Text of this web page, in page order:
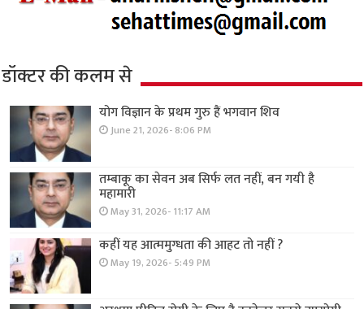
डॉक्टर की कलम से
योग विज्ञान के प्रथम गुरु हैं भगवान शिव
June 21, 2026- 8:06 PM
तम्बाकू का सेवन अब सिर्फ लत नहीं, बन गयी है
महामारी
May 31, 2026- 11:17 AM
कहीं यह आत्ममुग्धता की आहट तो नहीं ?
May 19, 2026- 5:49 PM